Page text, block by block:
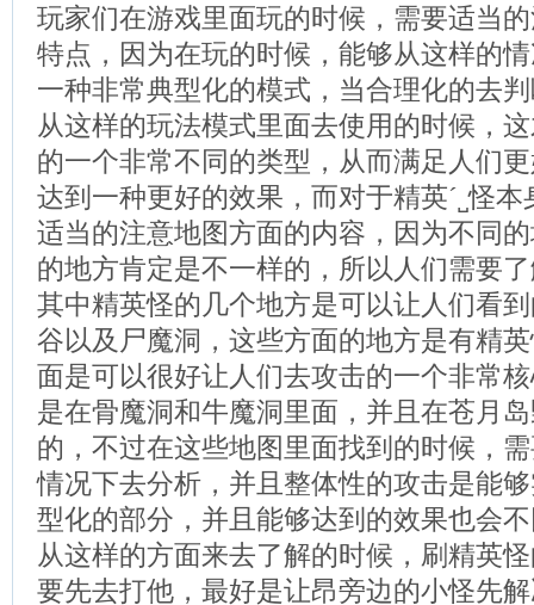
玩家们在游戏里面玩的时候，需要适当
特点，因为在玩的时候，能够从这样的
一种非常典型化的模式，当合理化的去
从这样的玩法模式里面去使用的时候，
的一个非常不同的类型，从而满足人们
达到一种更好的效果，而对于精英´˽怪
适当的注意地图方面的内容，因为不同
的地方肯定是不一样的，所以人们需要
其中精英怪的几个地方是可以让人们看
谷以及尸魔洞，这些方面的地方是有精
面是可以很好让人们去攻击的一个非常
是在骨魔洞和牛魔洞里面，并且在苍月
的，不过在这些地图里面找到的时候，
情况下去分析，并且整体性的攻击是能
型化的部分，并且能够达到的效果也会
从这样的方面来去了解的时候，刷精英
要先去打他，最好是让昂旁边的小怪先